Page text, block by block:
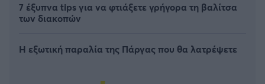
7 έξυπνα tips για να φτιάξετε γρήγορα τη βαλίτσα
των διακοπών
Η εξωτική παραλία της Πάργας που θα λατρέψετε